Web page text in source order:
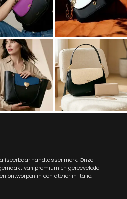
handtassenmerk. Onze
van premium en gerecyclede
ontworpen in een atelier in Italië.